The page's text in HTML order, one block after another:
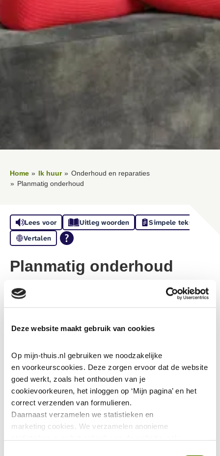
Deze website maakt gebruik van cookies
Op mijn-thuis.nl gebruiken we noodzakelijke
en voorkeurscookies. Deze zorgen ervoor dat de website
goed werkt, zoals het onthouden van je
cookievoorkeuren, het inloggen op ‘Mijn pagina’ en het
correct verzenden van formulieren.
Daarnaast verzamelen we statistieken en
marketing cookies. We verzamelen anonieme
Home Ik huur
Onderhoud en reparaties
Planmatig onderhoud
Lees voor Uitleg woorden
Simpele tekst
Vertalen
Planmatig onderhoud
Onder planmatig onderhoud verstaan we terugkerende
werkzaamheden aan of in woningen of appartementen.
Vervangen van CV-ketels
Vernieuwen van badkamer en toilet
Onderhoudswerkzaamheden aan liften
Onderhoud aan daken
Onderhoud aan mechanische ventilatie